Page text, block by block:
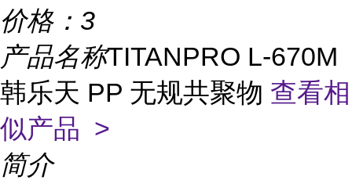
价格： 3
产品名称TITANPRO L-670M
韩乐天 PP 无规共聚物 查看相
似产品 >
简介